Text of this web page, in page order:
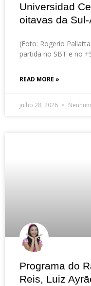
Universidad
oitavas da
(Foto: Rogerio
partida no SBT e no
READ MORE »
julho 28, 2026
Programa do
Reis, Luiz